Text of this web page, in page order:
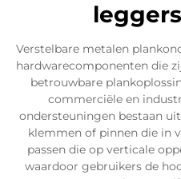
Verstelbare metalen
hardwarecomponenten die
betrouwbare
commerciële en
ondersteuningen bestaan
klemmen of pinnen die in
passen die op verticale
waardoor gebruikers de